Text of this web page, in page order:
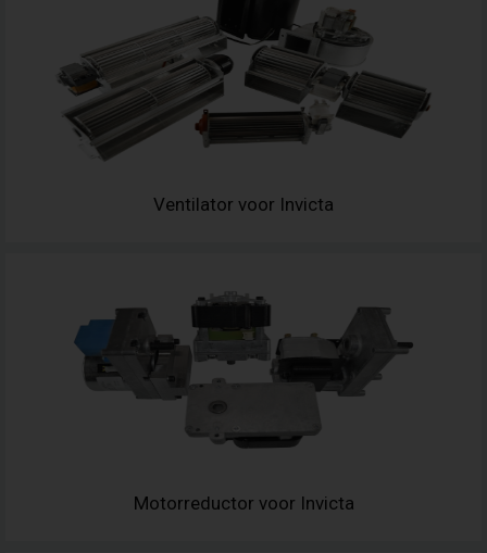
Ventilator voor Invicta
Motorreductor voor Invicta